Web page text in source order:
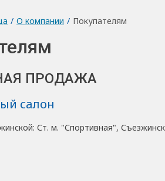
/ О компании / Покупателям
ПРОДАЖА
салон
Ст. м. "Спортивная",